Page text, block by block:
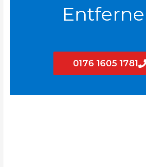
0176 1605 1781